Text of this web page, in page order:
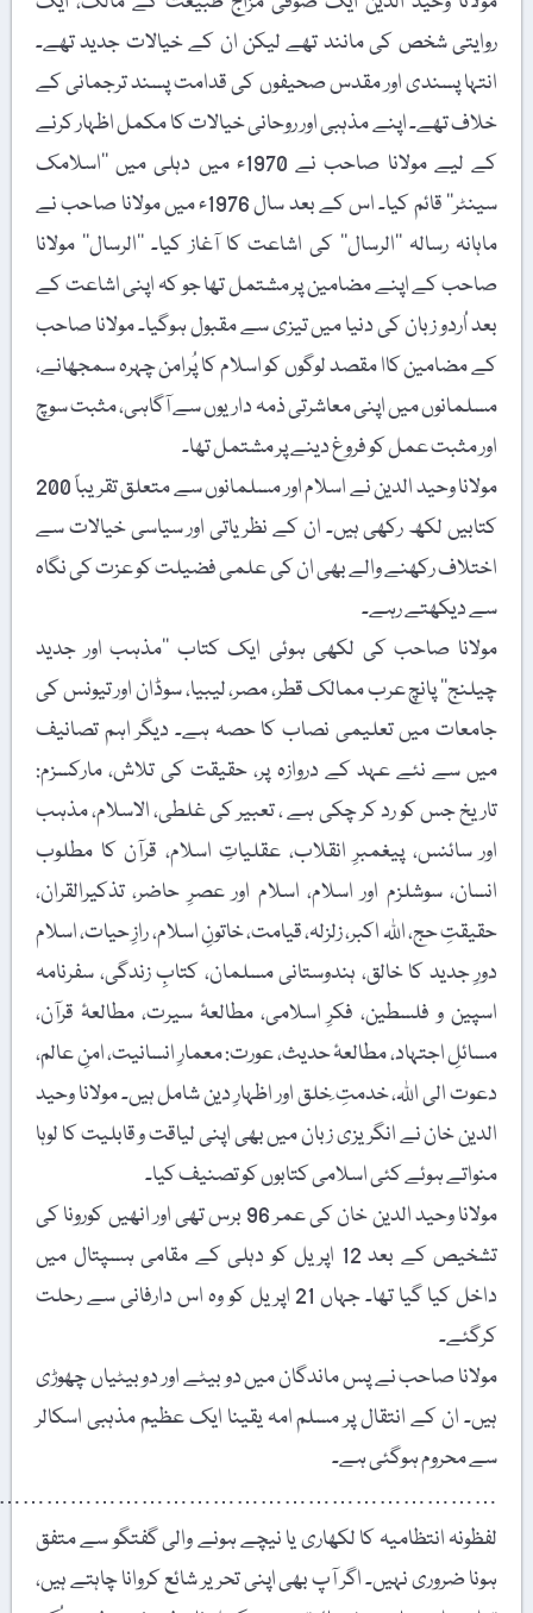
شخص کی مانند تھے لیکن ان کے خیالات جدید تھے۔
پسندی اور مقدس صحیفوں کی قدامت پسند ترجمانی کے
تھے۔ اپنے مذہبی اور روحانی خیالات کا مکمل اظہار کرنے
کے لیے مولانا صاحب نے 1970ء میں دہلی میں ’’اسلامک
سینٹر‘‘ قائم کیا۔ اس کے بعد سال 1976ء میں مولانا صاحب نے
رسالہ ’’الرسال‘‘ کی اشاعت کا آغاز کیا۔ ’’الرسال‘‘ مولانا
کے اپنے مضامین پر مشتمل تھا جو کہ اپنی اشاعت کے
اُردو زبان کی دنیا میں تیزی سے مقبول ہوگیا۔ مولانا صاحب
کاا مقصد لوگوں کو اسلام کا پُرامن چہرہ سمجھانے،
میں اپنی معاشرتی ذمہ داریوں سے آگاہی، مثبت سوچ
مثبت عمل کو فروغ دینے پر مشتمل تھا۔
مولانا وحید الدین نے اسلام اور مسلمانوں سے متعلق تقریباً 200
لکھ رکھی ہیں۔ ان کے نظریاتی اور سیاسی خیالات سے
رکھنے والے بھی ان کی علمی فضیلت کو عزت کی نگاہ
دیکھتے رہے۔
صاحب کی لکھی ہوئی ایک کتاب ’’مذہب اور جدید
پانچ عرب ممالک قطر، مصر، لیبیا، سوڈان اور تیونس کی
میں تعلیمی نصاب کا حصہ ہے۔ دیگر اہم تصانیف
سے نئے عہد کے دروازہ پر، حقیقت کی تلاش، مارکسزم:
جس کو رد کر چکی ہے ، تعبیر کی غلطی، الاسلام، مذہب
سائنس، پیغمبرِ انقلاب، عقلیاتِ اسلام، قرآن کا مطلوب
سوشلزم اور اسلام، اسلام اور عصرِ حاضر، تذکیرالقران،
حج، اللہ اکبر، زلزلہ، قیامت، خاتونِ اسلام، رازِ حیات، اسلام
جدید کا خالق، ہندوستانی مسلمان، کتابِ زندگی، سفرنامہ
و فلسطین، فکرِ اسلامی، مطالعۂ سیرت، مطالعۂ قرآن،
اجتہاد، مطالعۂ حدیث، عورت: معمارِ انسانیت، امنِ عالم،
الی اللہ، خدمتِ ِخلق اور اظہارِ دین شامل ہیں۔ مولانا وحید
خان نے انگریزی زبان میں بھی اپنی لیاقت و قابلیت کا لوہا
ہوئے کئی اسلامی کتابوں کو تصنیف کیا۔
مولانا وحید الدین خان کی عمر 96 برس تھی اور انھیں کورونا کی
تشخیص کے بعد 12 اپریل کو دہلی کے مقامی ہسپتال میں
داخل کیا گیا تھا۔ جہاں 21 اپریل کو وہ اس دارفانی سے رحلت
صاحب نے پس ماندگان میں دو بیٹے اور دو بیٹیاں چھوڑی
ان کے انتقال پر مسلم امہ یقینا ایک عظیم مذہبی اسکالر
محروم ہوگئی ہے۔
انتظامیہ کا لکھاری یا نیچے ہونے والی گفتگو سے متفق
ضروری نہیں۔ اگر آپ بھی اپنی تحریر شائع کروانا چاہتے ہیں،